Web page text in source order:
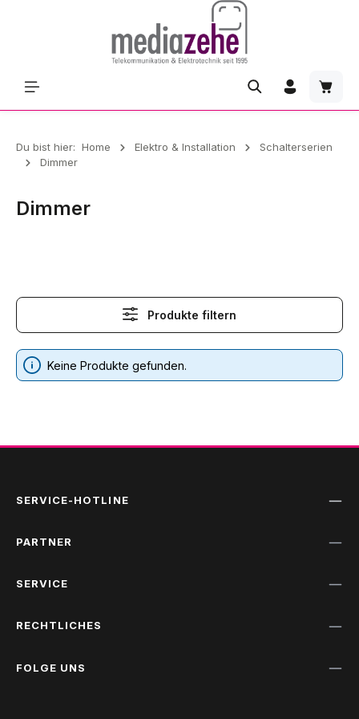
Du bist hier: Home Elektro & Installation
Schalterserien
Dimmer
Dimmer
Dimmer
Produkte filtern
Keine Produkte gefunden.
SERVICE-HOTLINE
PARTNER
SERVICE
RECHTLICHES
FOLGE UNS